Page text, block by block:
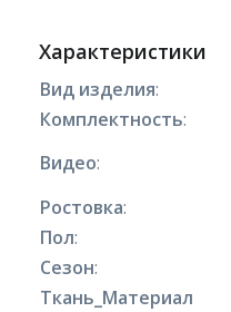
Характеристики
Вид изделия:
Комплектность:
Видео:
Ростовка:
Пол:
Сезон:
Ткань_Материал